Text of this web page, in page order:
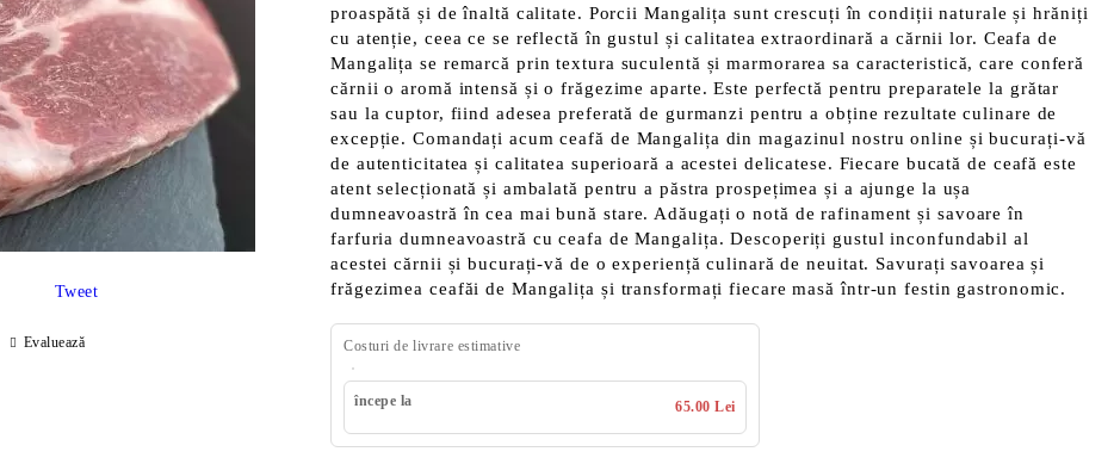
proaspătă și de înaltă calitate. Porcii Mangalița sunt crescuți în condiții naturale și hrăniți
cu atenție, ceea ce se reflectă în gustul și calitatea extraordinară a cărnii lor. Ceafa de
Mangalița se remarcă prin textura suculentă și marmorarea sa caracteristică, care conferă
cărnii o aromă intensă și o frăgezime aparte. Este perfectă pentru preparatele la grătar
sau la cuptor, fiind adesea preferată de gurmanzi pentru a obține rezultate culinare de
excepție. Comandați acum ceafă de Mangalița din magazinul nostru online și bucurați-vă
de autenticitatea și calitatea superioară a acestei delicatese. Fiecare bucată de ceafă este
atent selecționată și ambalată pentru a păstra prospețimea și a ajunge la ușa
dumneavoastră în cea mai bună stare. Adăugați o notă de rafinament și savoare în
farfuria dumneavoastră cu ceafa de Mangalița. Descoperiți gustul inconfundabil al
acestei cărnii și bucurați-vă de o experiență culinară de neuitat. Savurați savoarea și
frăgezimea ceafăi de Mangalița și transformați fiecare masă într-un festin gastronomic.
Costuri de livrare estimative
începe la 65.00 Lei
Tweet
Evaluează